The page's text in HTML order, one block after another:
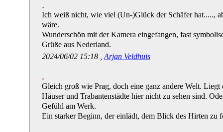
Ich weiß nicht, wie viel (Un-)Glück der Schäfer hat.....,
wäre.
Wunderschön mit der Kamera eingefangen, fast
Grüße aus Nederland.
2024/06/02 15:18 , Arjan Veldhuis
Gleich groß wie Prag, doch eine ganz andere Welt.
Häuser und Trabantenstädte hier nicht zu sehen sind.
Gefühl am Werk.
Ein starker Beginn, der einlädt, dem Blick des Hirten zu